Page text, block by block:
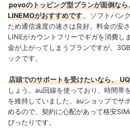
povoのトッピング型プランが面倒な
LINEMOがおすすめです 。ソフトバン
ため通信速度の速さは良好。料金の安
LINEがカウントフリーでギガを消費し
金が上がってしまうプランですが、
ックです。
店頭でのサポートを受けたいなら、
しょう。au回線を使っており、時間帯
を維持していました。auショップでサ
めるので、契約に心配があって格安
ぴったりです。